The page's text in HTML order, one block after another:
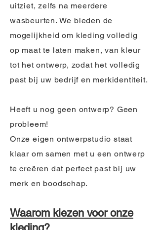
uitziet, zelfs na meerdere
wasbeurten. We bieden de
mogelijkheid om kleding volledig
op maat te laten maken, van kleur
tot het ontwerp, zodat het volledig
past bij uw bedrijf en merkidentiteit.
Heeft u nog geen ontwerp? Geen
probleem!
Onze eigen ontwerpstudio staat
klaar om samen met u een ontwerp
te creëren dat perfect past bij uw
merk en boodschap.
Waarom kiezen voor onze